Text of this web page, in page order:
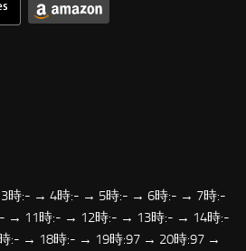
時:- → 4時:- → 5時:- → 6時:- → 7時:-
→ 11時:- → 12時:- → 13時:- → 14時:-
:- → 18時:- → 19時:97 → 20時:97 →